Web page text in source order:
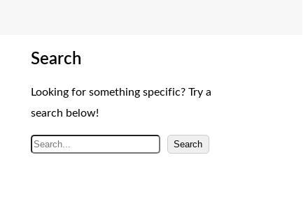
Search
Looking for something specific? Try a
search below!
A
Search